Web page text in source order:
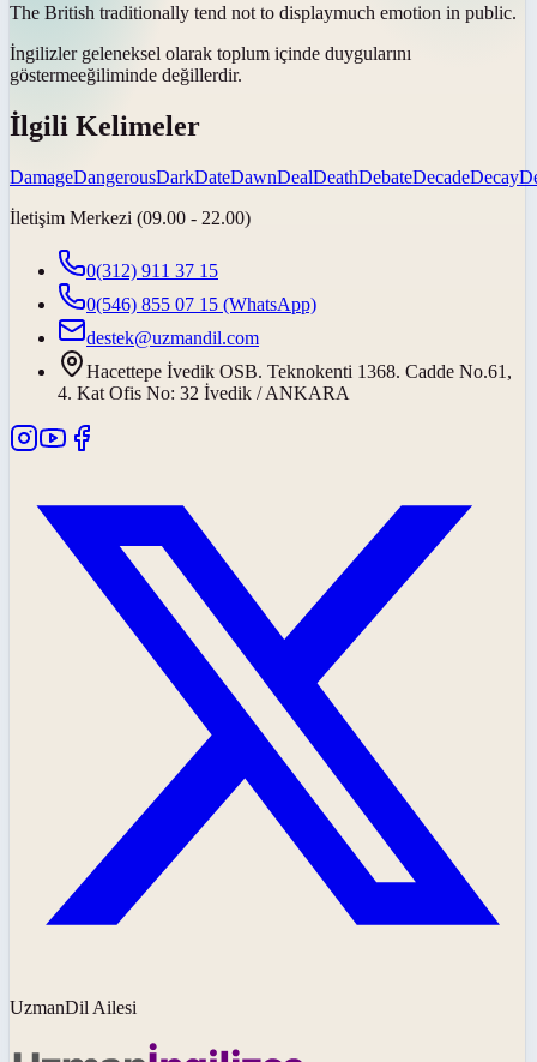
The British traditionally tend not to displaymuch emotion in public.
İngilizler geleneksel olarak toplum içinde duygularını
göstermeeğiliminde değillerdir.
İlgili Kelimeler
DamageDangerousDarkDateDawnDealDeathDebateDecadeDecay
İletişim Merkezi (09.00 - 22.00)
0(312) 911 37 15
0(546) 855 07 15 (WhatsApp)
destek@uzmandil.com
Hacettepe İvedik OSB. Teknokenti 1368. Cadde No.61,
4. Kat Ofis No: 32 İvedik / ANKARA
UzmanDil Ailesi